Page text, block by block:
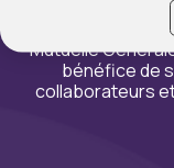
Acteur de
Mutuelle
bénéfice de
collaborateurs